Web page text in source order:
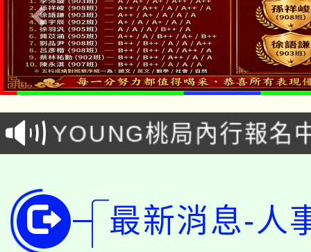
「本色祭」8/29、30在
場熱烈登場!
8/21下午1時於龍潭區
徵才活動。
YOUNG桃局內行報名
局官網。
8月14至27日，桃園電
開!
115年桃園市運動會8/
田徑場及游泳池舉行。
桃園市低收入戶享有免
最新消息-人